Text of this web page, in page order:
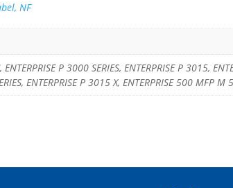
NF
P 3000 SERIES, ENTERPRISE P 3015,
ENTERPRISE P 3015 X, ENTERPRISE 500 MFP